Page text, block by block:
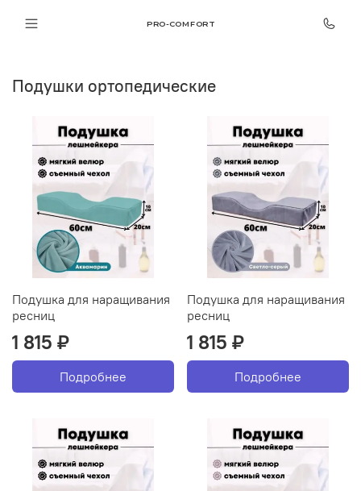
PRO-COMFORT
Подушки ортопедические
Подушка для наращивания
ресниц
1 815 ₽
Подробнее
Подушка для наращивания
ресниц
1 815 ₽
Подробнее